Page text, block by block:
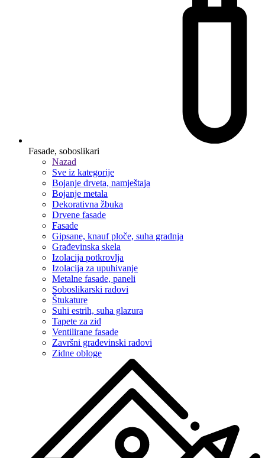
Fasade, soboslikari
Nazad
Sve iz kategorije
Bojanje drveta, namještaja
Bojanje metala
Dekorativna žbuka
Drvene fasade
Fasade
Gipsane, knauf ploče, suha gradnja
Građevinska skela
Izolacija potkrovlja
Izolacija za upuhivanje
Metalne fasade, paneli
Soboslikarski radovi
Štukature
Suhi estrih, suha glazura
Tapete za zid
Ventilirane fasade
Završni građevinski radovi
Zidne obloge